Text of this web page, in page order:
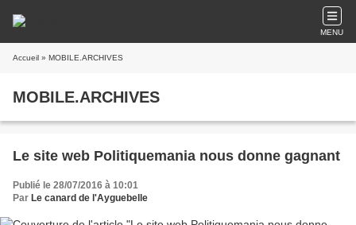
MENU
Accueil » MOBILE.ARCHIVES
MOBILE.ARCHIVES
Le site web Politiquemania nous donne gagnant
Publié le 28/07/2016 à 10:01
Par Le canard de l'Ayguebelle